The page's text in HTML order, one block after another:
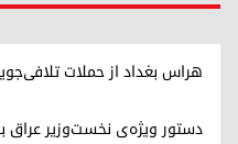
هراس بغداد از حملات
دستور ویژه‌ی نخست‌وزیر عراق